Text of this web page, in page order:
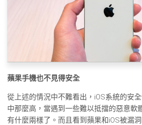
蘋果手機也不見得安全
從上述的情況中不難看出，iOS系統的安
中那麼高，當遇到一些難以抵擋的惡意軟
有什麼兩樣了。而且看到蘋果和iOS被漏